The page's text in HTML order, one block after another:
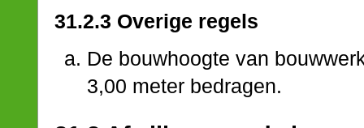
31.2.3 Overige regels
De bouwhoogte van
3,00 meter bedragen.